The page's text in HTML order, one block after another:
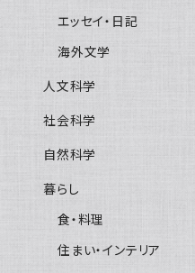
エッセイ・日記
海外文学
人文科学
社会科学
自然科学
暮らし
食・料理
住まい・インテリア